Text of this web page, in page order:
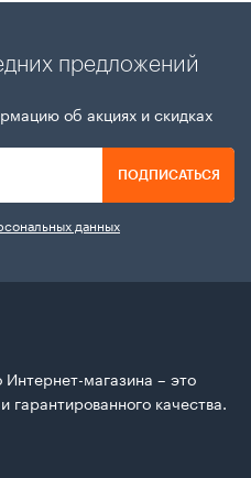
предложений
об акциях и скидках
ПОДПИСАТЬСЯ
данных
магазина – это
качества.